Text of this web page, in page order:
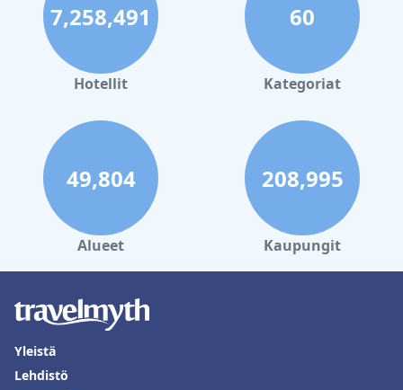
7,258,491
Hotellit
60
Kategoriat
49,804
Alueet
208,995
Kaupungit
Yleistä
Lehdistö